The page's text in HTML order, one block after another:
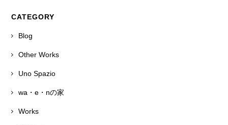
CATEGORY
Blog
Other Works
Uno Spazio
wa・e・nの家
Works